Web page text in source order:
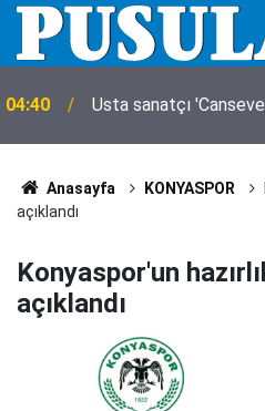
04:40 Usta sanatçı
Anasayfa KONYASPOR
açıklandı
Konyaspor'un
açıklandı